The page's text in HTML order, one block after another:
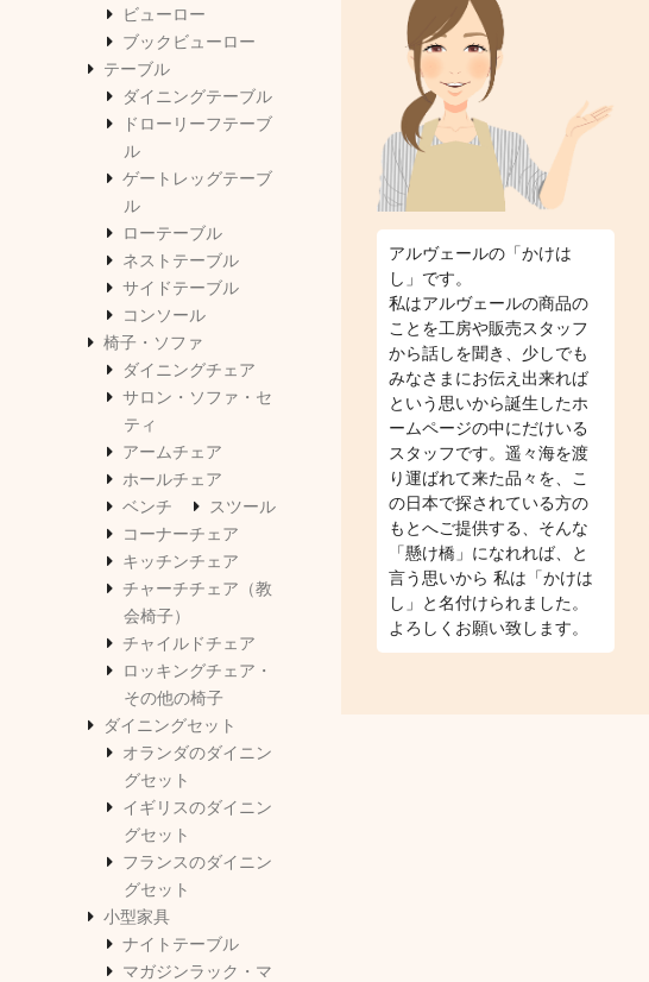
アルヴェールの「かけは
し」です。
私はアルヴェールの商品の
ことを工房や販売スタッフ
から話しを聞き、少しでも
みなさまにお伝え出来れば
という思いから誕生したホ
ームページの中にだけいる
スタッフです。遥々海を渡
り運ばれて来た品々を、こ
の日本で探されている方の
もとへご提供する、そんな
「懸け橋」になれれば、と
言う思いから 私は「かけは
し」と名付けられました。
よろしくお願い致します。
ビューロー
ブックビューロー
テーブル
ダイニングテーブル
ドローリーフテーブ
ル
ゲートレッグテーブ
ル
ローテーブル
ネストテーブル
サイドテーブル
コンソール
椅子・ソファ
ダイニングチェア
サロン・ソファ・セ
ティ
アームチェア
ホールチェア
ベンチ
スツール
コーナーチェア
キッチンチェア
チャーチチェア（教
会椅子）
チャイルドチェア
ロッキングチェア・
その他の椅子
ダイニングセット
オランダのダイニン
グセット
イギリスのダイニン
グセット
フランスのダイニン
グセット
小型家具
ナイトテーブル
マガジンラック・マ